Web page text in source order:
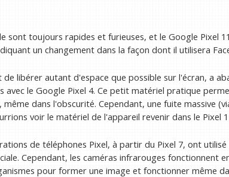
sont toujours rapides et furieuses, et le Google Pixel
un changement dans la façon dont il utilisera
libérer autant d'espace que possible sur l'écran, a
avec le Google Pixel 4. Ce petit matériel pratique
même dans l'obscurité. Cependant, une fuite massive
voir le matériel de l'appareil revenir dans le Pixel
de téléphones Pixel, à partir du Pixel 7, ont
Cependant, les caméras infrarouges fonctionnent
pour former une image et fonctionner même